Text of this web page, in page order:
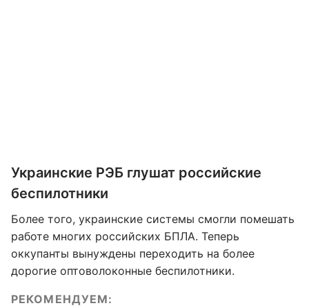
Украинские РЭБ глушат российские
беспилотники
Более того, украинские системы смогли помешать
работе многих российских БПЛА. Теперь
оккупанты вынуждены переходить на более
дорогие оптоволоконные беспилотники.
РЕКОМЕНДУЕМ: